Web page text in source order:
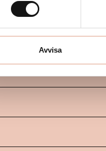
Avvisa
Wittmar (solo).